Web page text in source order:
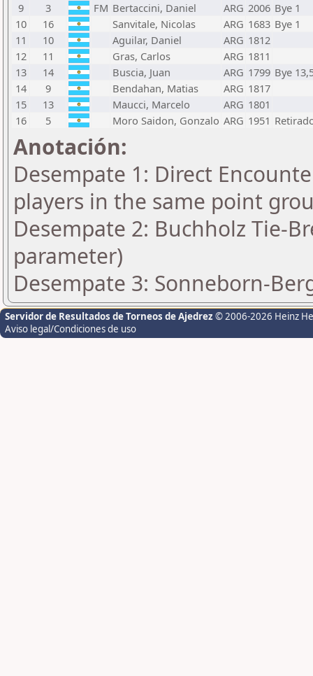
9
3 FM Bertaccini, Daniel ARG 2006 Bye 1
10
16 Sanvitale, Nicolas ARG 1683 Bye 1
11
10 Aguilar, Daniel ARG 1812
12
11 Gras, Carlos ARG 1811
13
14 Buscia, Juan ARG 1799 Bye
14
9 Bendahan, Matias ARG 1817
15
13 Maucci, Marcelo ARG 1801
16
5 Moro Saidon, Gonzalo ARG 1951
Anotación:
Desempate 1: Direct
players in the same point
Desempate 2: Buchholz Tie-
parameter)
Desempate 3: Sonneborn-
Servidor de Resultados de Torneos de Ajedrez © 2006-2026 Heinz
Aviso legal/Condiciones de uso